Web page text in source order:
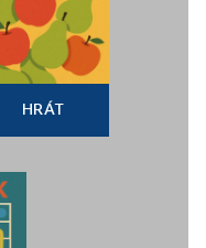
HRÁT